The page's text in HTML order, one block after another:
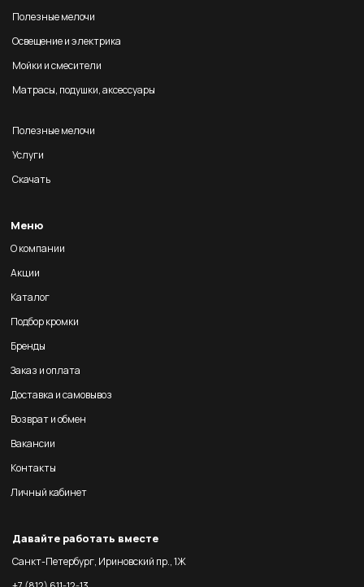
Полезные мелочи
Освещение и электрика
Мойки и смесители
Матрасы, подушки, аксессуары
Полезные мелочи
Услуги
Скачать
Меню
О компании
Акции
Каталог
Подбор кромки
Бренды
Заказ и оплата
Доставка и самовывоз
Возврат и обмен
Вакансии
Контакты
Личный кабинет
Давайте работать вместе
Санкт-Петербург, Ириновский пр., 1Ж